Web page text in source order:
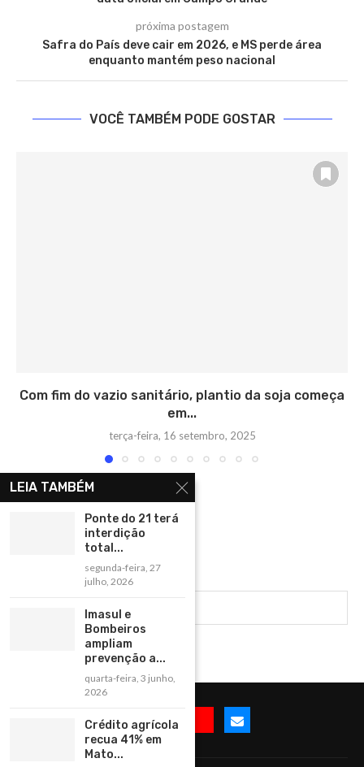
próxima postagem
Safra do País deve cair em 2026, e MS perde área
enquanto mantém peso nacional
VOCÊ TAMBÉM PODE GOSTAR
Com fim do vazio sanitário, plantio da soja começa
em...
terça-feira, 16 setembro, 2025
LEIA TAMBÉM
Ponte do 21 terá
interdição
total...
segunda-feira, 27
julho, 2026
Imasul e
Bombeiros
ampliam
prevenção a...
quarta-feira, 3 junho,
2026
Crédito agrícola
recua 41% em
Mato...